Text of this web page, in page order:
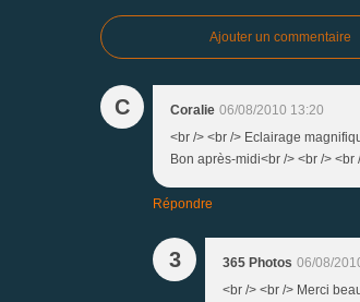
Ajouter un commentaire
C Coralie 06/08/2010 13:20
<br /> <br /> Eclairage
Bon après-midi<br /> <br />
Répondre
3 365 Photos 06/08/
<br /> <br /> Merci